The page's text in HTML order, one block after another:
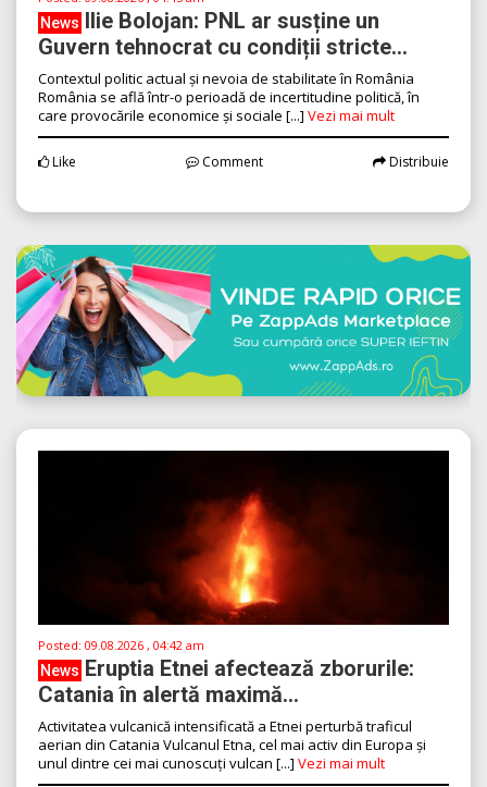
News Ilie Bolojan: PNL ar susține un
Guvern tehnocrat cu condiții stricte...
Contextul politic actual și nevoia de stabilitate în România
România se află într-o perioadă de incertitudine politică, în
care provocările economice și sociale [...] Vezi mai mult
Like Comment Distribuie
Posted: 09.08.2026 , 04:42 am
News Eruptia Etnei afectează zborurile:
Catania în alertă maximă...
Activitatea vulcanică intensificată a Etnei perturbă traficul
aerian din Catania Vulcanul Etna, cel mai activ din Europa și
unul dintre cei mai cunoscuți vulcan [...] Vezi mai mult